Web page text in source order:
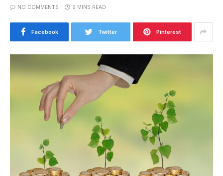
NO COMMENTS 9 MINS READ
Facebook Twitter Pinterest